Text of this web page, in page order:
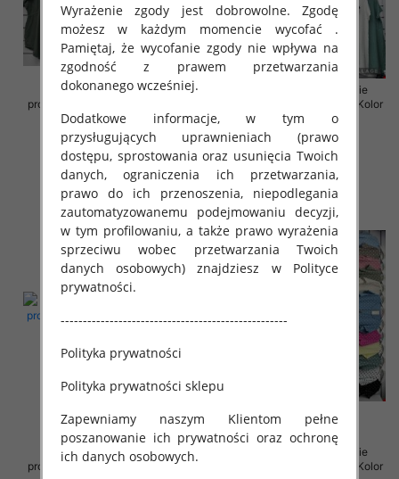
Sukienki damskie (Włoskie
produkt) Roz Standard, Mix Kolor
Paczka 5 szt
35.00 zł
szczegóły
Sukienki damskie (Włoskie
produkt) Roz Standard, Mix Kolor
Paczka 5 szt
35.00 zł
szczegóły
Sukienki damskie (Włoskie
produkt) Roz Standard, Mix Kolor
Sukienki damskie (Włoskie
produkt) Roz Standard, Mix Kolor
Wyrażenie zgody jest dobrowolne. Zgodę
możesz w każdym momencie wycofać .
Pamiętaj, że wycofanie zgody nie wpływa na
zgodność z prawem przetwarzania
dokonanego wcześniej.
Dodatkowe informacje, w tym o
przysługujących uprawnieniach (prawo
dostępu, sprostowania oraz usunięcia Twoich
danych, ograniczenia ich przetwarzania,
prawo do ich przenoszenia, niepodlegania
zautomatyzowanemu podejmowaniu decyzji,
w tym profilowaniu, a także prawo wyrażenia
sprzeciwu wobec przetwarzania Twoich
danych osobowych) znajdziesz w Polityce
prywatności.
---------------------------------------------------
Polityka prywatności
Polityka prywatności sklepu
Zapewniamy naszym Klientom pełne
poszanowanie ich prywatności oraz ochronę
ich danych osobowych.